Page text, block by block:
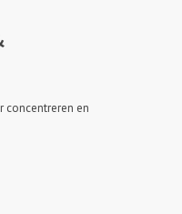
&
concentreren en